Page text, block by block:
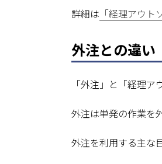
詳細は 「経理アウト
外注との違い
「外注」と「経理
外注は単発の作業を
外注を利用する主な